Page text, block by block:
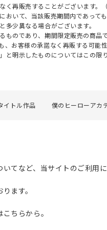
再販売することがございます。
いて、当該販売期間内であって
少異なる場合がございます。
ものであり、期間限定販売の商品
お客様の承諾なく再販する可能
と明示したものについてはこの限
イトル作品 僕のヒーローアカ
てなど、当サイトのご利用
ます。
ちらから。